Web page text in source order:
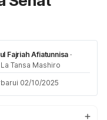
Fajriah Afiatunnisa ·
Tansa Mashiro
02/10/2025